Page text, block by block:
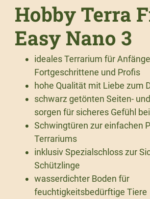
Hobby Terra
Easy Nano 3
ideales Terrarium für
Fortgeschrittene und Profis
hohe Qualität mit Liebe zum
schwarz getönten Seiten-
sorgen für sicheres Gefühl
Schwingtüren zur einfachen
Terrariums
inklusiv Spezialschloss zur
Schützlinge
wasserdichter Boden für
feuchtigkeitsbedürftige Tiere